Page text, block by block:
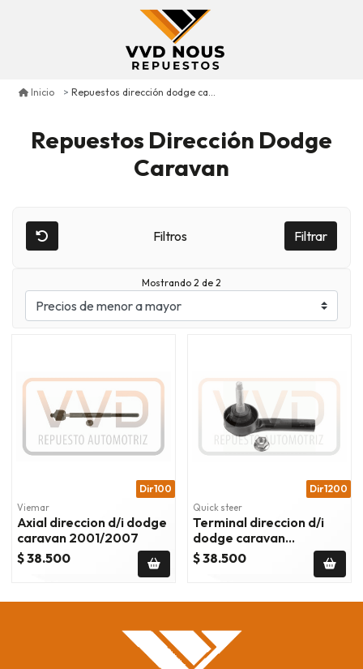
Inicio Repuestos dirección dodge caravan
Repuestos Dirección Dodge
Caravan
Filtros Filtrar
Mostrando 2 de 2
Dir100
Viemar
Axial direccion d/i dodge
caravan 2001/2007
$ 38.500
Dir1200
Quick steer
Terminal direccion d/i
dodge caravan
2001/2004
$ 38.500